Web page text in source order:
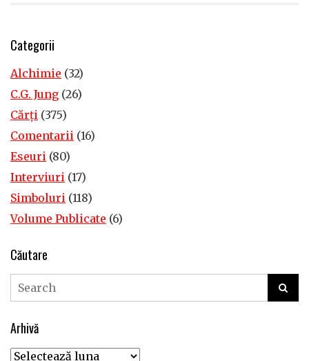
Categorii
Alchimie (32)
C.G. Jung (26)
Cărţi (375)
Comentarii (16)
Eseuri (80)
Interviuri (17)
Simboluri (118)
Volume Publicate (6)
Căutare
Arhivă